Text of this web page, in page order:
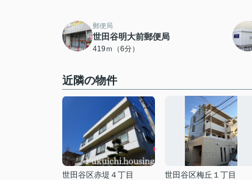
郵便局
世田谷明大前郵便局
419ｍ（6分）
近隣の物件
世田谷区赤堤４丁目
世田谷区梅丘１丁目